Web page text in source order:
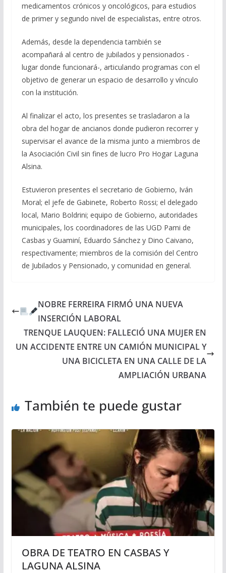
medicamentos crónicos y oncológicos, para estudios
de primer y segundo nivel de especialistas, entre otros.
Además, desde la dependencia también se
acompañará al centro de jubilados y pensionados -
lugar donde funcionará-, articulando programas con el
objetivo de generar un espacio de desarrollo y vínculo
con la institución.
Al finalizar el acto, los presentes se trasladaron a la
obra del hogar de ancianos donde pudieron recorrer y
supervisar el avance de la misma junto a miembros de
la Asociación Civil sin fines de lucro Pro Hogar Laguna
Alsina.
Estuvieron presentes el secretario de Gobierno, Iván
Moral; el jefe de Gabinete, Roberto Rossi; el delegado
local, Mario Boldrini; equipo de Gobierno, autoridades
municipales, los coordinadores de las UGD Pami de
Casbas y Guaminí, Eduardo Sánchez y Dino Caivano,
respectivamente; miembros de la comisión del Centro
de Jubilados y Pensionado, y comunidad en general.
NOBRE FERREIRA FIRMÓ UNA NUEVA
INSERCIÓN LABORAL
TRENQUE LAUQUEN: FALLECIÓ UNA MUJER EN
UN ACCIDENTE ENTRE UN CAMIÓN MUNICIPAL Y
UNA BICICLETA EN UNA CALLE DE LA
AMPLIACIÓN URBANA
También te puede gustar
OBRA DE TEATRO EN CASBAS Y
LAGUNA ALSINA